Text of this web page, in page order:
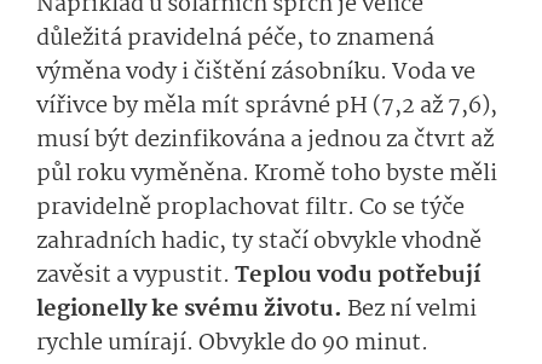
důležitá pravidelná péče, to znamená
výměna vody i čištění zásobníku. Voda ve
vířivce by měla mít správné pH (7,2 až 7,6),
musí být dezinfikována a jednou za čtvrt až
půl roku vyměněna. Kromě toho byste měli
pravidelně proplachovat filtr. Co se týče
zahradních hadic, ty stačí obvykle vhodně
zavěsit a vypustit. Teplouvodu potřebují
legionelly ke svému životu. Bez ní velmi
rychle umírají. Obvykle do 90 minut.